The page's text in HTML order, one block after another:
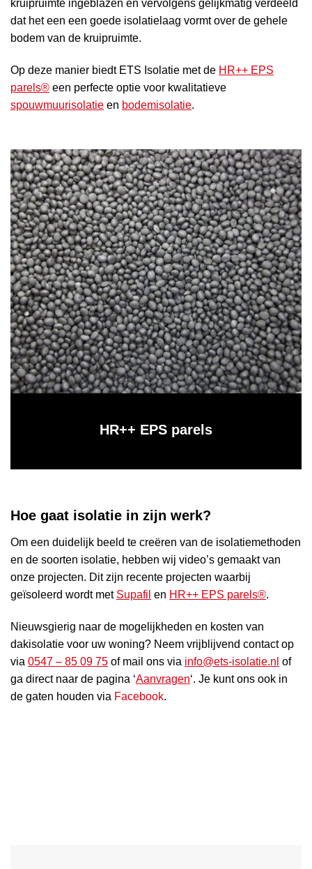
kruipruimte ingeblazen en vervolgens gelijkmatig verdeeld
dat het een een goede isolatielaag vormt over de gehele
bodem van de kruipruimte.
Op deze manier biedt ETS Isolatie met de HR++ EPS
parels® een perfecte optie voor kwalitatieve
spouwmuurisolatie en bodemisolatie.
HR++ EPS parels
Hoe gaat isolatie in zijn werk?
Om een duidelijk beeld te creëren van de isolatiemethoden
en de soorten isolatie, hebben wij video’s gemaakt van
onze projecten. Dit zijn recente projecten waarbij
geïsoleerd wordt met Supafil en HR++ EPS parels®.
Nieuwsgierig naar de mogelijkheden en kosten van
dakisolatie voor uw woning? Neem vrijblijvend contact op
via 0547 – 85 09 75 of mail ons via info@ets-isolatie.nl of
ga direct naar de pagina ‘Aanvragen‘. Je kunt ons ook in
de gaten houden via Facebook.